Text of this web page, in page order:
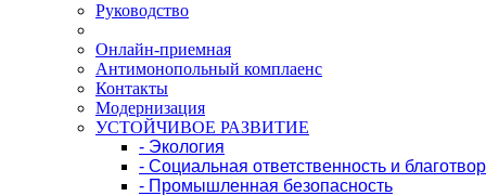
Руководство
Онлайн-приемная
Антимонопольный комплаенс
Контакты
Модернизация
УСТОЙЧИВОЕ РАЗВИТИЕ
- Экология
- Социальная ответственность и
- Промышленная безопасность